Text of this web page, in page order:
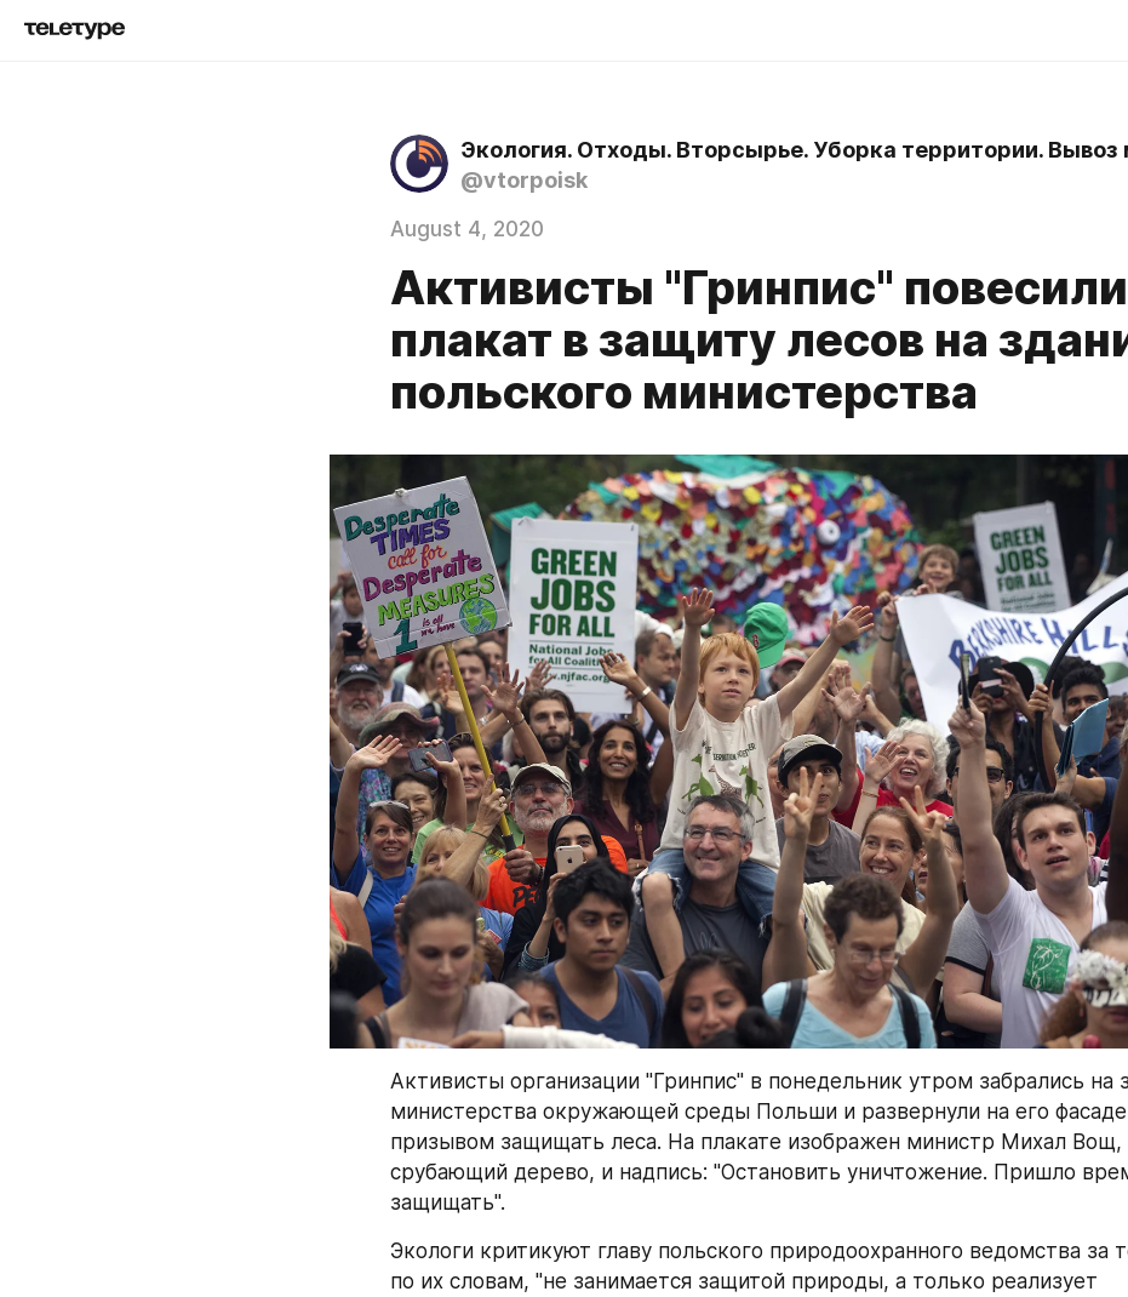
Экология. Отходы. Вторсырье. Уборка территории. Вывоз
@vtorpoisk
August 4, 2020
Активисты "Гринпис" повесили
плакат в защиту лесов на
польского министерства
Активисты организации "Гринпис" в понедельник утром забрались на
министерства окружающей среды Польши и развернули на его
призывом защищать леса. На плакате изображен министр Михал Вощ,
срубающий дерево, и надпись: "Остановить уничтожение. Пришло
защищать".
Экологи критикуют главу польского природоохранного ведомства за
по их словам, "не занимается защитой природы, а только реализует